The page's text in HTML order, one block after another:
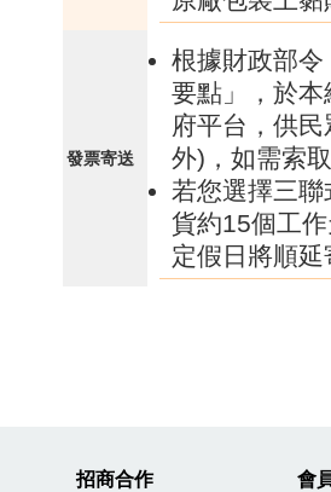
發票寄送
根據財政部
要點」，於
府平台，供
外)，如需索
若您選擇三
貨約15個工
定假日將順延
招商合作 會